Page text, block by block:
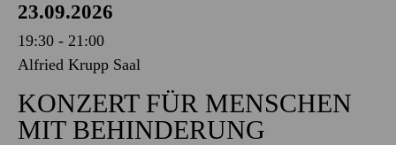
23.09.2026
19:30 - 21:00
Alfried Krupp Saal
KONZERT FÜR MENSCHEN
MIT BEHINDERUNG